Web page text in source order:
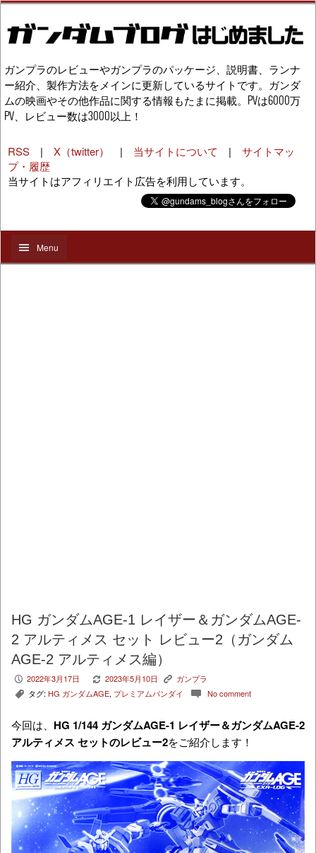
ガンプラのレビューやガンプラのパッケージ、説明書、ランナ
ー紹介、製作方法をメインに更新しているサイトです。ガンダ
ムの映画やその他作品に関する情報もたまに掲載。PVは6000万
PV、レビュー数は3000以上！
RSS | X（twitter） | 当サイトについて | サイトマッ
プ・履歴
当サイトはアフィリエイト広告を利用しています。
Menu
HG ガンダムAGE-1 レイザー＆ガンダムAGE-
2 アルティメス セット レビュー2（ガンダム
AGE-2 アルティメス編）
P 2022年3月17日 V 2023年5月10日 K ガンプラ
, タグ: HG ガンダムAGE, プレミアムバンダイ c No comment
今回は、 HG 1/144 ガンダムAGE-1 レイザー＆ガンダムAGE-2
アルティメス セットのレビュー2をご紹介します！